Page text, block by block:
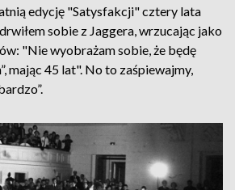
edycję "Satysfakcji" cztery lata
sobie z Jaggera, wrzucając jako
"Nie wyobrażam sobie, że będę
mając 45 lat". No to zaśpiewajmy,